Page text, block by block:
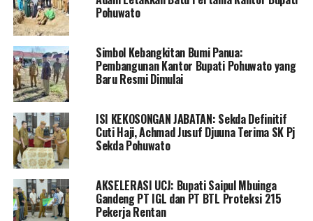
“Insyaallah tetap sehat terus dan diberikan kekuatan
oleh Allah SWT sehingga puasa selama sebulan bisa
dijalankan,” Sambung Saipul.
Kepada masyarakat Desa Balayo, Bupati Pohuwato turut
mengucapkan terima kasih atas kebersamaannya dalam
agenda buka puasa bersama.
“Terima kasih banyak atas kebersamaannya, dan
melakukan buka puasa bersama yang insyaallah
kedepannya masih diberi umur panjang dan bisa
bertemu lagi,” Tutur Saipul.
Pohuwato
Simbol Kebangkitan Bumi Panua:
Pembangunan Kantor Bupati Pohuwato yang
Baru Resmi Dimulai
ISI KEKOSONGAN JABATAN: Sekda Definitif
Cuti Haji, Achmad Jusuf Djuuna Terima SK Pj
Sekda Pohuwato
AKSELERASI UCJ: Bupati Saipul Mbuinga
Gandeng PT IGL dan PT BTL Proteksi 215
Pekerja Rentan